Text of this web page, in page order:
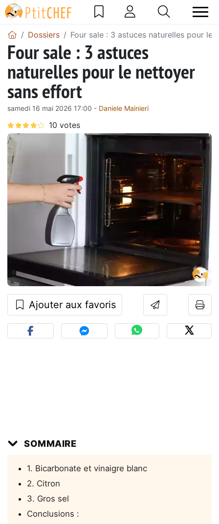
Dossiers Four sale : 3 astuces naturelles pour le
Four sale : 3 astuces
naturelles pour le nettoyer
sans effort
samedi 16 mai 2026 17:00 - Daniele Mainieri
Ajouter aux favoris
SOMMAIRE
1. Bicarbonate et vinaigre blanc
2. Citron
3. Gros sel
Conclusions :